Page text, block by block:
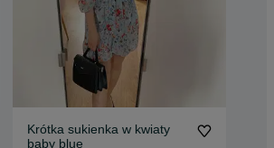
Krótka sukienka w kwiaty
baby blue